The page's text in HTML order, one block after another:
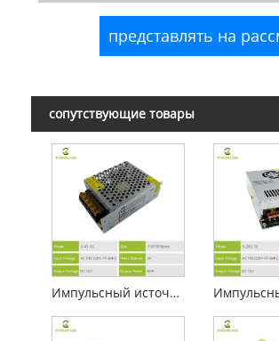
сопутствующие товары
Импульсный источник питания IP20 12 В 5 А